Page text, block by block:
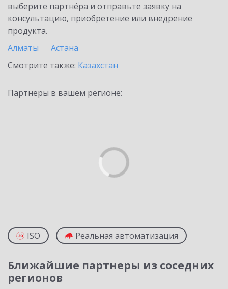
выберите партнёра и отправьте заявку на
консультацию, приобретение или внедрение
продукта.
Алматы
Астана
Смотрите также: Казахстан
Партнеры в вашем регионе:
ISO Реальная автоматизация
Ближайшие партнеры из соседних
регионов